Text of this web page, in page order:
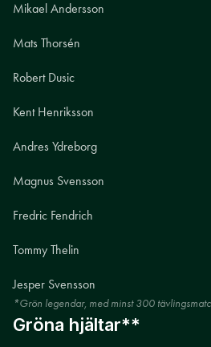
Mikael Andersson
Mats Thorsén
Robert Dusic
Kent Henriksson
Andres Ydreborg
Magnus Svensson
Fredric Fendrich
Tommy Thelin
Jesper Svensson
*Grön legendar, med minst 300
Gröna hjältar**